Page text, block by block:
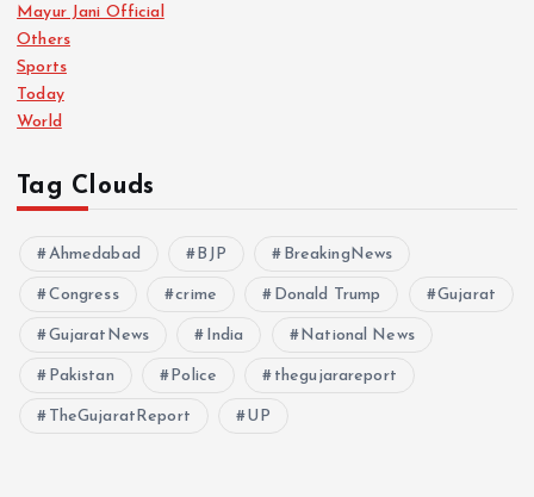
Mayur Jani Official
Others
Sports
Today
World
Tag Clouds
Ahmedabad BJP BreakingNews
Congress crime Donald Trump Gujarat
GujaratNews India National News
Pakistan Police thegujarareport
TheGujaratReport UP